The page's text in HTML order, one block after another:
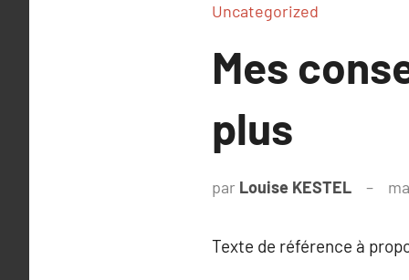
Uncategorized
Mes
plus
par Louise KESTEL
Texte de référence à